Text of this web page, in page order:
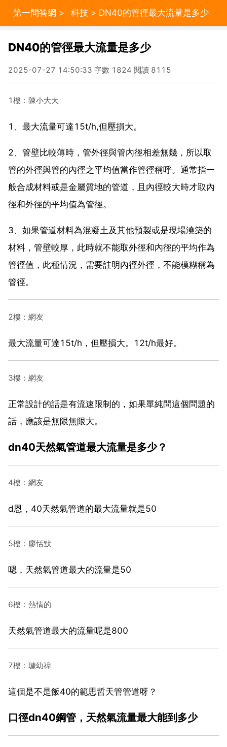
第一問答網 > 科技 > DN40的管徑最大流量是多少
DN40的管徑最大流量是多少
2025-07-27 14:50:33 字數 1824 閱讀 8115
1樓：陳小大大
1、最大流量可達15t/h,但壓損大。
2、管壁比較薄時，管外徑與管內徑相差無幾，所以取
管的外徑與管的內徑之平均值當作管徑稱呼。通常指一
般合成材料或是金屬質地的管道，且內徑較大時才取內
徑和外徑的平均值為管徑。
3、如果管道材料為混凝土及其他預製或是現場澆築的
材料，管壁較厚，此時就不能取外徑和內徑的平均作為
管徑值，此種情況，需要註明內徑外徑，不能模糊稱為
管徑。
2樓：網友
最大流量可達15t/h，但壓損大。12t/h最好。
3樓：網友
正常設計的話是有流速限制的，如果單純問這個問題的
話，應該是無限無限大。
dn40天然氣管道最大流量是多少？
4樓：網友
d恩，40天然氣管道的最大流量就是50
5樓：廖恬默
嗯，天然氣管道最大的流量是50
6樓：熱情的
天然氣管道最大的流量呢是800
7樓：璩幼禕
這個是不是飯40的範思哲天管管道呀？
口徑dn40鋼管，天然氣流量最大能到多少